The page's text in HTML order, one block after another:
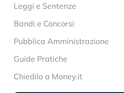
Leggi e Sentenze
Bandi e Concorsi
Pubblica Amministrazione
Guide Pratiche
Chiedilo a Money.it